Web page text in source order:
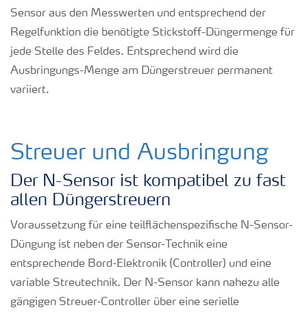
Sensor aus den Messwerten und entsprechend der
Regelfunktion die benötigte Stickstoff-Düngermenge für
jede Stelle des Feldes. Entsprechend wird die
Ausbringungs-Menge am Düngerstreuer permanent
variiert.
Streuer und Ausbringung
Der N-Sensor ist kompatibel zu fast
allen Düngerstreuern
Voraussetzung für eine teilflächenspezifische N-Sensor-
Düngung ist neben der Sensor-Technik eine
entsprechende Bord-Elektronik (Controller) und eine
variable Streutechnik. Der N-Sensor kann nahezu alle
gängigen Streuer-Controller über eine serielle